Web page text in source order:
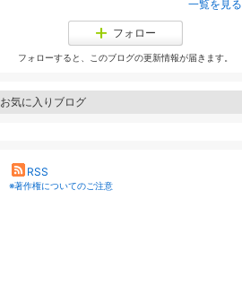
一覧を見る
フォロー
フォローすると、このブログの更新情報が届きます。
お気に入りブログ
RSS
※著作権についてのご注意